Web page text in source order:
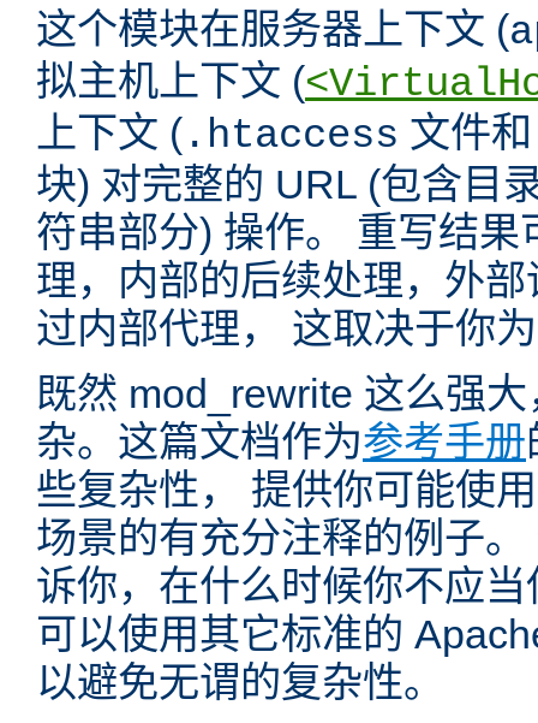
这个模块在服务器上下文 (
拟主机上下文 (
上下文 ( .htaccess 文件
块) 对完整的 URL (包含目
符串部分) 操作。 重写结
理，内部的后续处理，外
过内部代理， 这取决于你
既然 mod_rewrite 这么强
杂。这篇文档作为参考手册
些复杂性， 提供你可能使
场景的有充分注释的例子
诉你，在什么时候你不应
可以使用其它标准的
以避免无谓的复杂性。